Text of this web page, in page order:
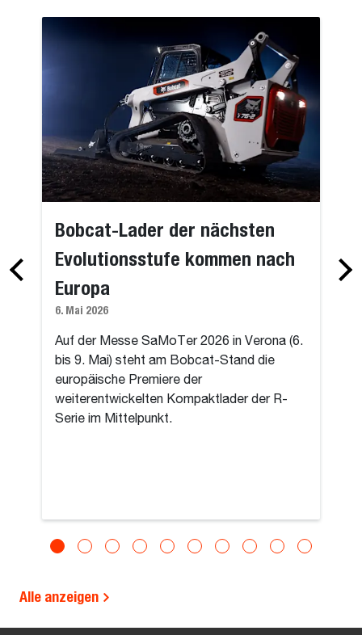
Bobcat-Lader der nächsten
Evolutionsstufe kommen nach
Europa
6. Mai 2026
Auf der Messe SaMoTer 2026 in Verona (6.
bis 9. Mai) steht am Bobcat-Stand die
europäische Premiere der
weiterentwickelten Kompaktlader der R-
Serie im Mittelpunkt.
Alle anzeigen